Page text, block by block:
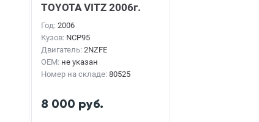
TOYOTA VITZ 2006г.
Год: 2006
Кузов: NCP95
Двигатель: 2NZFE
OEM: не указан
Номер на складе: 80525
8 000 руб.